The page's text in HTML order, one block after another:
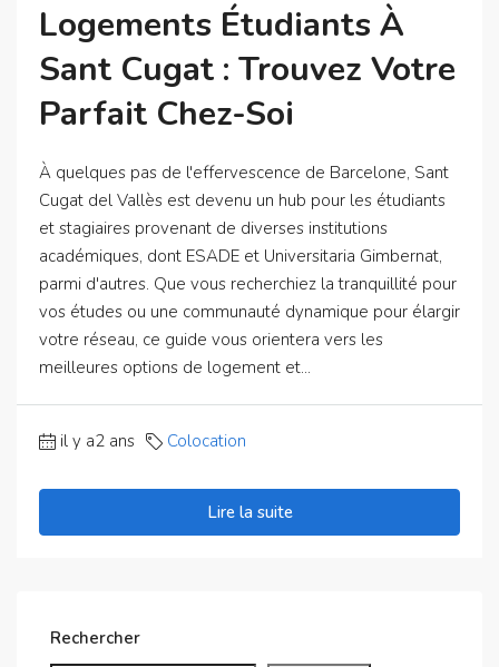
Logements Étudiants À
Sant Cugat : Trouvez Votre
Parfait Chez-Soi
À quelques pas de l'effervescence de Barcelone, Sant
Cugat del Vallès est devenu un hub pour les étudiants
et stagiaires provenant de diverses institutions
académiques, dont ESADE et Universitaria Gimbernat,
parmi d'autres. Que vous recherchiez la tranquillité pour
vos études ou une communauté dynamique pour élargir
votre réseau, ce guide vous orientera vers les
meilleures options de logement et...
il y a2 ans Colocation
Lire la suite
Rechercher